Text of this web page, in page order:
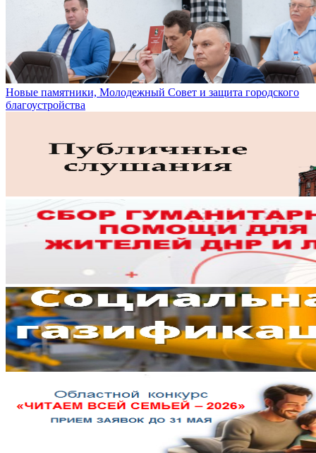
Новые памятники, Молодежный Совет и защита городского
благоустройства